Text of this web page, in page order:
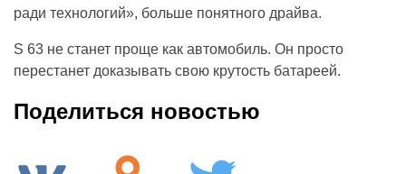
ради технологий», больше понятного драйва.
S 63 не станет проще как автомобиль. Он просто
перестанет доказывать свою крутость батареей.
Поделиться новостью